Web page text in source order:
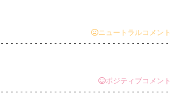
ニュートラルコメント
ポジティブコメント